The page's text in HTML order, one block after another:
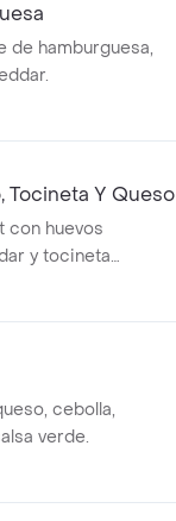
de hamburguesa,
Tocineta Y Queso
con huevos
y tocineta
cebolla,
verde.